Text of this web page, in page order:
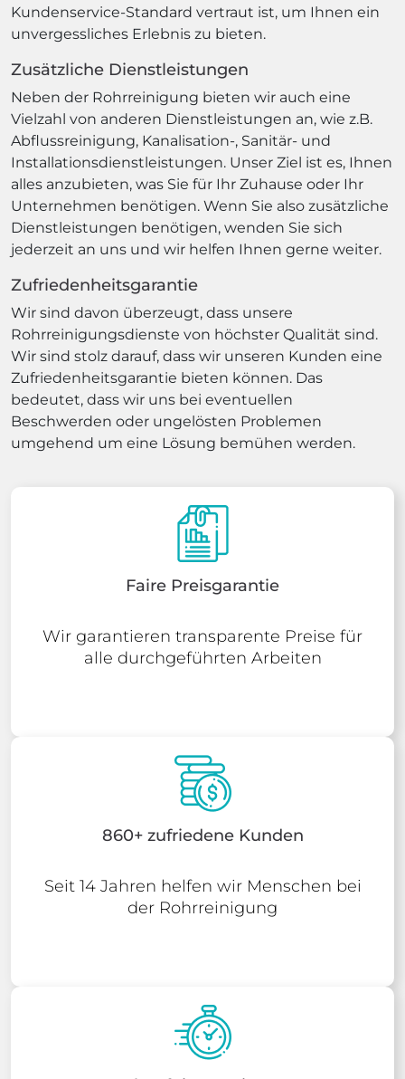
Kundenservice-Standard vertraut ist, um Ihnen ein
unvergessliches Erlebnis zu bieten.
Zusätzliche Dienstleistungen
Neben der Rohrreinigung bieten wir auch eine
Vielzahl von anderen Dienstleistungen an, wie z.B.
Abflussreinigung, Kanalisation-, Sanitär- und
Installationsdienstleistungen. Unser Ziel ist es, Ihnen
alles anzubieten, was Sie für Ihr Zuhause oder Ihr
Unternehmen benötigen. Wenn Sie also zusätzliche
Dienstleistungen benötigen, wenden Sie sich
jederzeit an uns und wir helfen Ihnen gerne weiter.
Zufriedenheitsgarantie
Wir sind davon überzeugt, dass unsere
Rohrreinigungsdienste von höchster Qualität sind.
Wir sind stolz darauf, dass wir unseren Kunden eine
Zufriedenheitsgarantie bieten können. Das
bedeutet, dass wir uns bei eventuellen
Beschwerden oder ungelösten Problemen
umgehend um eine Lösung bemühen werden.
Faire Preisgarantie
Wir garantieren transparente Preise für
alle durchgeführten Arbeiten
860+ zufriedene Kunden
Seit 14 Jahren helfen wir Menschen bei
der Rohrreinigung